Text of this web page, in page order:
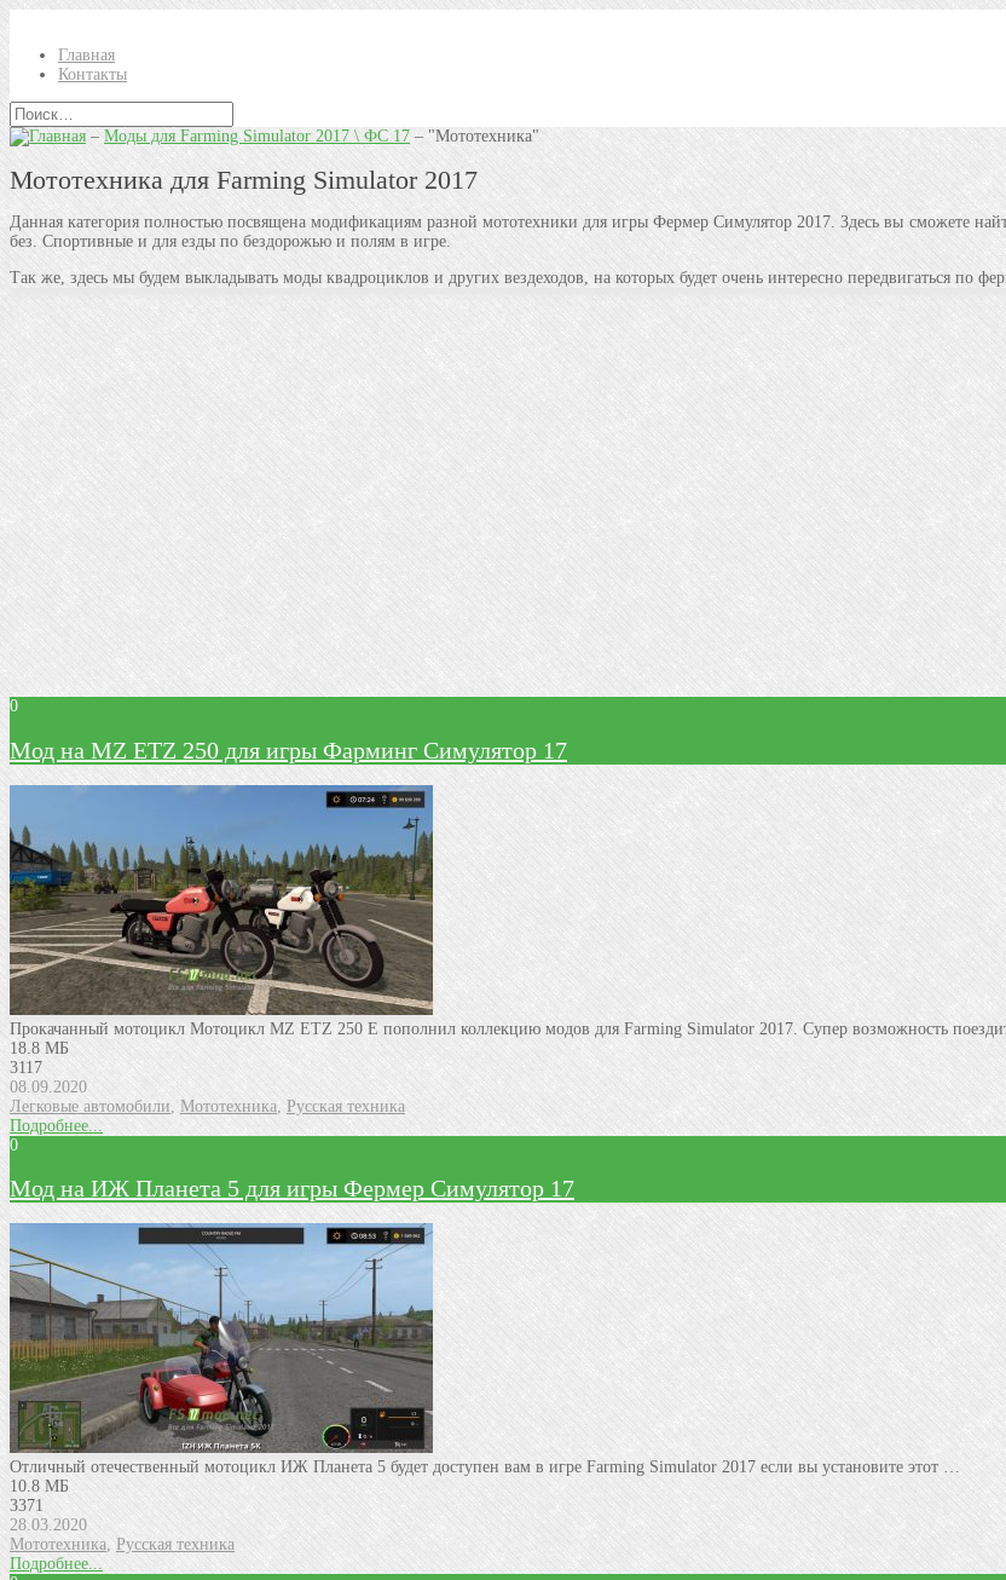
Главная
Контакты
–Моды для Farming Simulator 2017 \ ФС 17– "Мототехника"
Мототехника для Farming Simulator 2017
Данная категория полностью посвящена модификациям разной мототехники для игры Фермер Симулятор 2017. Здесь вы сможете
без. Спортивные и для езды по бездорожью и полям в игре.
Так же, здесь мы будем выкладывать моды квадроциклов и других вездеходов, на которых будет очень интересно передвигаться по
0
Mод на MZ ETZ 250 для игры Фарминг Симулятор 17
Прокачанный мотоцикл Мотоцикл MZ ETZ 250 E пополнил коллекцию модов для Farming Simulator 2017. Супер возможность
18.8 МБ
3117
08.09.2020
Легковые автомобили Мототехника Русская техника
Подробнее...
0
Мод на ИЖ Планета 5 для игры Фермер Симулятор 17
Отличный отечественный мотоцикл ИЖ Планета 5 будет доступен вам в игре Farming Simulator 2017 если вы установите этот …
10.8 МБ
3371
28.03.2020
Мототехника Русская техника
Подробнее...